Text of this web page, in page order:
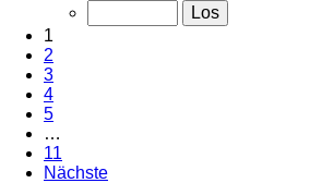
1
2
3
4
5
…
11
Nächste